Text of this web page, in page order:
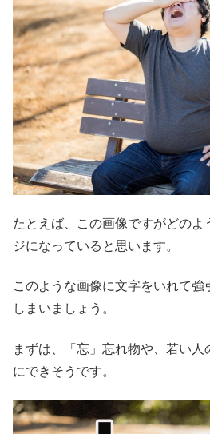
たとえば、この画像ですがどのよ
ジになっていると思います。
このような画像に文字をいれて強
しまいましょう。
まずは、「忘」忘れ物や、若い
にできそうです。